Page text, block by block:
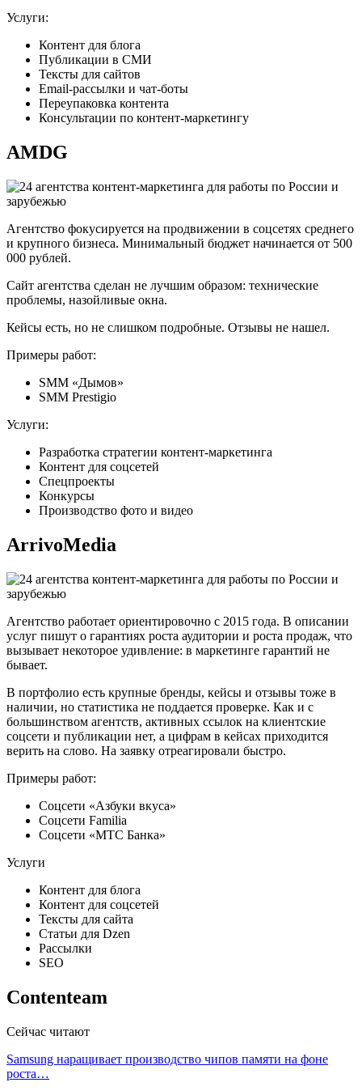
Услуги:
Контент для блога
Публикации в СМИ
Тексты для сайтов
Email-рассылки и чат-боты
Переупаковка контента
Консультации по контент-маркетингу
AMDG
Агентство фокусируется на продвижении в соцсетях среднего
и крупного бизнеса. Минимальный бюджет начинается от 500
000 рублей.
Сайт агентства сделан не лучшим образом: технические
проблемы, назойливые окна.
Кейсы есть, но не слишком подробные. Отзывы не нашел.
Примеры работ:
SMM «Дымов»
SMM Prestigio
Услуги:
Разработка стратегии контент-маркетинга
Контент для соцсетей
Спецпроекты
Конкурсы
Производство фото и видео
ArrivoMedia
Агентство работает ориентировочно с 2015 года. В описании
услуг пишут о гарантиях роста аудитории и роста продаж, что
вызывает некоторое удивление: в маркетинге гарантий не
бывает.
В портфолио есть крупные бренды, кейсы и отзывы тоже в
наличии, но статистика не поддается проверке. Как и с
большинством агентств, активных ссылок на клиентские
соцсети и публикации нет, а цифрам в кейсах приходится
верить на слово. На заявку отреагировали быстро.
Примеры работ:
Соцсети «Азбуки вкуса»
Соцсети Familia
Соцсети «МТС Банка»
Услуги
Контент для блога
Контент для соцсетей
Тексты для сайта
Статьи для Dzen
Рассылки
SEO
Contenteam
Сейчас читают
Samsung наращивает производство чипов памяти на фоне
роста…